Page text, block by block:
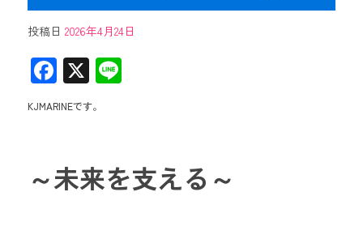
投稿日 2026年4月24日
F
ac
e
o
ok
X Li
KJMARINEです。
～未来を支える～